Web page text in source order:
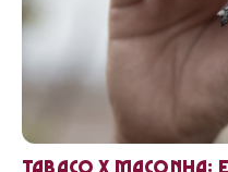
Tabaco x maconha: